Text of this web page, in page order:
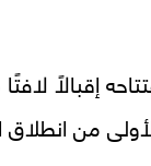
إقبالًا
من